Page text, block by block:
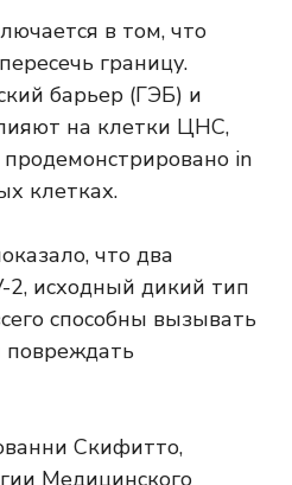
в том, что
границу.
барьер (ГЭБ) и
на клетки ЦНС,
продемонстрировано in
клетках.
что два
2, исходный дикий тип
способны вызывать
повреждать
Скифитто,
Медицинского